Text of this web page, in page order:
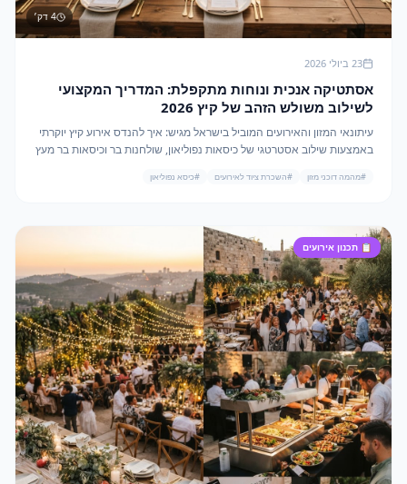
4 דק׳
23 ביולי 2026
אסתטיקה אנכית ונוחות מתקפלת: המדריך המקצועי
לשילוב משולש הזהב של קיץ 2026
עיתונאי המזון והאירועים המוביל בישראל מגיש: איך להנדס אירוע קיץ יוקרתי
באמצעות שילוב אסטרטגי של כיסאות נפוליאון, שולחנות בר וכיסאות בר מעץ
#מהמה דוכני מזון #השכרת ציוד לאירועים #כיסא נפוליאון
📋 תכנון אירועים